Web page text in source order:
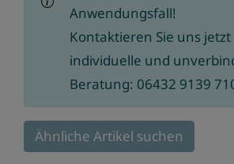
Anwendungsfall!
Kontaktieren Sie uns
individuelle und
Beratung: 06432 9139
Ähnliche Artikel suchen